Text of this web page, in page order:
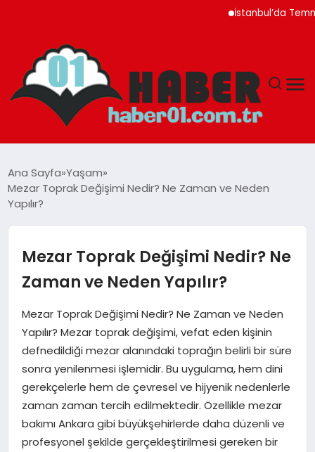
İstanbul’da Temmuz
ADANA
MAGAZIN
EĞITIM
TEKNOLOJI
Ana Sayfa Yaşam
Mezar Toprak Değişimi Nedir? Ne Zaman ve Neden
Yapılır?
Mezar Toprak Değişimi Nedir? Ne
Zaman ve Neden Yapılır?
Mezar Toprak Değişimi Nedir? Ne Zaman ve Neden
Yapılır? Mezar toprak değişimi, vefat eden kişinin
defnedildiği mezar alanındaki toprağın belirli bir süre
sonra yenilenmesi işlemidir. Bu uygulama, hem dini
gerekçelerle hem de çevresel ve hijyenik nedenlerle
zaman zaman tercih edilmektedir. Özellikle mezar
bakımı Ankara gibi büyükşehirlerde daha düzenli ve
profesyonel şekilde gerçekleştirilmesi gereken bir